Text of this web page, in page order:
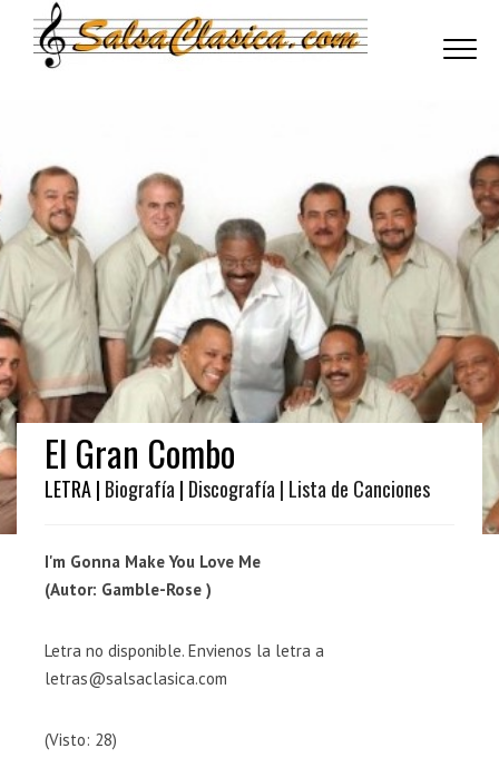
El Gran Combo
LETRA | Biografía | Discografía | Lista de Canciones
I'm Gonna Make You Love Me
(Autor: Gamble-Rose )
Letra no disponible. Envienos la letra a
letras@salsaclasica.com
(Visto: 28)